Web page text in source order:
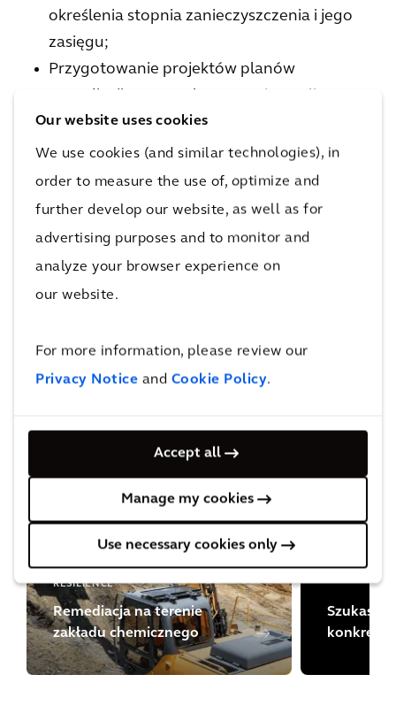
Our website uses cookies
We use cookies (and similar technologies), in
order to measure the use of, optimize and
further develop our website, as well as for
advertising purposes and to monitor and
analyze your browser experience on
our website.
For more information, please review our
Privacy Notice and Cookie Policy.
Accept all
Manage my cookies
Use necessary cookies only
określenia stopnia zanieczyszczenia i jego
zasięgu;
Przygotowanie projektów planów
występowania ryzyka dla życia i zdrowia
ludzi oraz środowiska wraz ze wparciem
Klienta w zakresie pozyskiwania decyzji
remdiacyjnych;
Remediacja terenów zanieczyszczonych
Wybrane projekty
realizujemy ich cele i poprawiamy ich jakość
RESILIENCE
Remediacja na terenie
zakładu chemicznego
Szukasz